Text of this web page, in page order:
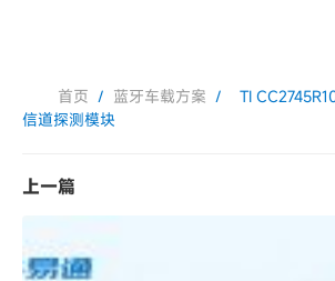
首页 / 蓝牙车载方案 /
TI
信道探测模块
上一篇